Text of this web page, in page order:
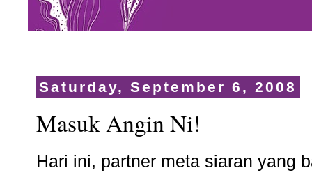
Saturday, September 6, 2008
Masuk Angin Ni!
Hari ini, partner meta siaran yang